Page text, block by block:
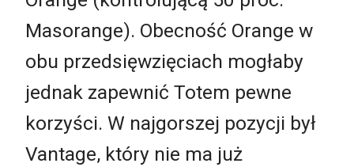
Masorange). Obecność Orange w
obu przedsięwzięciach mogłaby
jednak zapewnić Totem pewne
korzyści. W najgorszej pozycji był
Vantage, który nie ma już